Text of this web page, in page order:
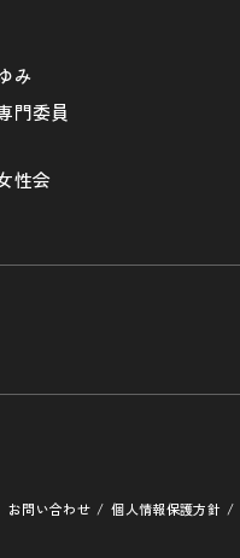
み
門委員
性会
お問い合わせ 個人情報保護方針